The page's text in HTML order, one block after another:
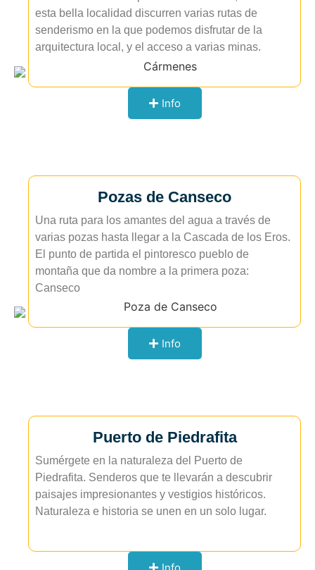
esta bella localidad discurren varias rutas de
senderismo en la que podemos disfrutar de la
arquitectura local, y el acceso a varias minas.
Info
Pozas de Canseco
Una ruta para los amantes del agua a través de
varias pozas hasta llegar a la Cascada de los Eros.
El punto de partida el pintoresco pueblo de
montaña que da nombre a la primera poza:
Canseco
Info
Puerto de Piedrafita
Sumérgete en la naturaleza del Puerto de
Piedrafita. Senderos que te llevarán a descubrir
paisajes impresionantes y vestigios históricos.
Naturaleza e historia se unen en un solo lugar.
Info